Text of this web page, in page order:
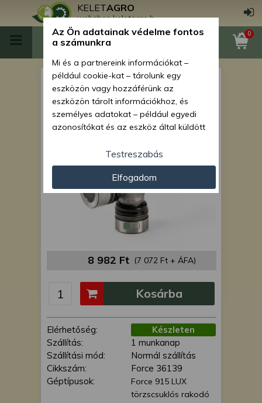
KELETAGRO
webshop.keletagro.hu
0
Force 915 kardántengely
kardánkereszt
8 982 Ft (7 072 Ft + ÁFA)
Elérhetőség:
Készleten
Szállítás:
1 munkanap
Szállítási mód:
Normál szállítás
Cikkszám:
Force 36139
Géptípusok:
Force 915 LUX
törzscsuklós rakodó
Kosárba
Az Ön adatainak védelme fontos
a számunkra
Mi és a partnereink információkat –
például cookie-kat – tárolunk egy
eszközön vagy hozzáférünk az
eszközön tárolt információkhoz, és
személyes adatokat – például egyedi
azonosítókat és az eszköz által küldött
személyre szabott hirdetések és
tartalom nyújtásához, hirdetés- és
tartalomméréshez, nézettségi adatok
gyűjtéséhez, valamint termékek
kifejlesztéséhez és a termékek
javításához. Az Ön engedélyével mi és a
partnereink eszközleolvasásos
adatokat és azonosítási információkat
kattintva hozzájárulhat ahhoz, hogy mi
és a partnereink a fent leírtak szerint
adatkezelést végezzünk. Másik
lehetőségként a hozzájárulás
megadása vagy elutasítása előtt
részletesebb információkhoz juthat, és
megváltoztathatja beállításait. Felhívjuk
figyelmét, hogy személyes adatainak
bizonyos kezeléséhez nem feltétlenül
szükséges az Ön hozzájárulása, de
Testreszabás
Elfogadom